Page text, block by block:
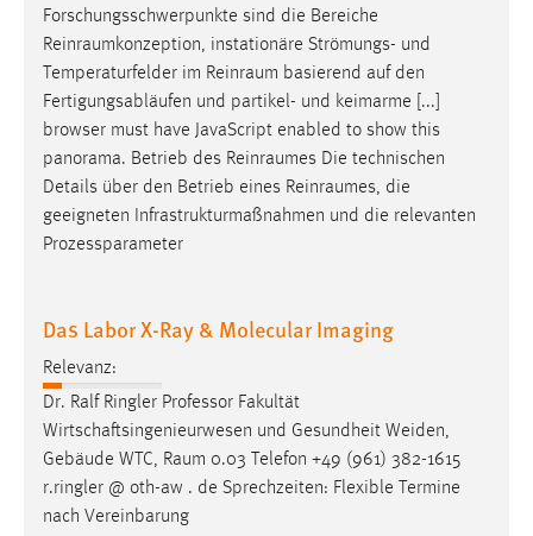
Forschungsschwerpunkte sind die Bereiche
Reinraumkonzeption, instationäre Strömungs- und
Temperaturfelder im Reinraum basierend auf den
Fertigungsabläufen und partikel- und keimarme [...]
browser must have JavaScript enabled to show this
panorama. Betrieb des Reinraumes Die technischen
Details über den Betrieb eines Reinraumes, die
geeigneten Infrastrukturmaßnahmen und die relevanten
Prozessparameter
Das Labor X-Ray & Molecular Imaging
Relevanz:
Dr. Ralf Ringler Professor Fakultät
Wirtschaftsingenieurwesen und Gesundheit Weiden,
Gebäude WTC, Raum 0.03 Telefon +49 (961) 382-1615
r.ringler @ oth-aw . de Sprechzeiten: Flexible Termine
nach Vereinbarung